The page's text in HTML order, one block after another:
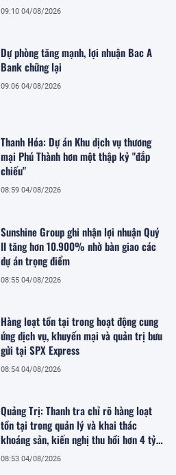
09:10 04/08/2026
Dự phòng tăng mạnh, lợi nhuận Bac A
Bank chững lại
09:06 04/08/2026
Thanh Hóa: Dự án Khu dịch vụ thương
mại Phú Thành hơn một thập kỷ "đắp
chiếu"
08:59 04/08/2026
Sunshine Group ghi nhận lợi nhuận Quý
II tăng hơn 10.900% nhờ bàn giao các
dự án trọng điểm
08:55 04/08/2026
Hàng loạt tồn tại trong hoạt động cung
ứng dịch vụ, khuyến mại và quản trị bưu
gửi tại SPX Express
08:54 04/08/2026
Quảng Trị: Thanh tra chỉ rõ hàng loạt
tồn tại trong quản lý và khai thác
khoáng sản, kiến nghị thu hồi hơn 4 tỷ
đồng
08:53 04/08/2026